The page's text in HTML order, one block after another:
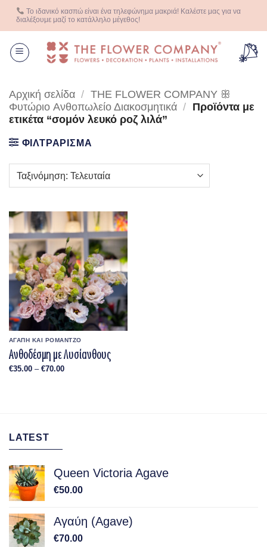
Μετάβαση
Το ιδανικό κασπώ είναι ένα τηλεφώνημα μακριά! Καλέστε μας για να
διαλέξουμε μαζί το κατάλληλο μέγεθος!
Αρχική σελίδα / THE FLOWER COMPANY ꕥ
Φυτώριο Aνθοπωλείο Διακοσμητικά / Προϊόντα με
ετικέτα “σομόν λευκό ροζ λιλά”
ΦΙΛΤΡΑΡΙΣΜΑ
ΑΓΑΠΗ ΚΑΙ ΡΟΜΑΝΤΖΟ
Ανθοδέσμη με Λυσίανθους
€35.00 – €70.00Price
LATEST
Queen Victoria Agave
€50.00
Αγαύη (Agave)
€70.00